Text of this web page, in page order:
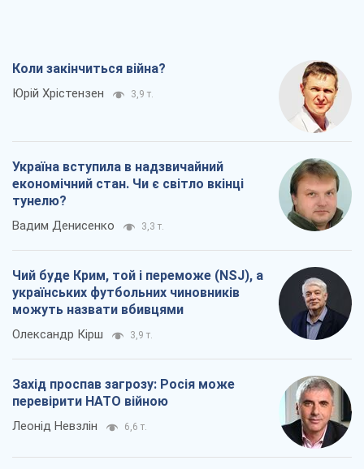
Коли закінчиться війна?
Юрій Хрістензен 3,9 т.
Україна вступила в надзвичайний
економічний стан. Чи є світло вкінці
тунелю?
Вадим Денисенко 3,3 т.
Чий буде Крим, той і переможе (NSJ), а
українських футбольних чиновників
можуть назвати вбивцями
Олександр Кірш 3,9 т.
Захід проспав загрозу: Росія може
перевірити НАТО війною
Леонід Невзлін 6,6 т.